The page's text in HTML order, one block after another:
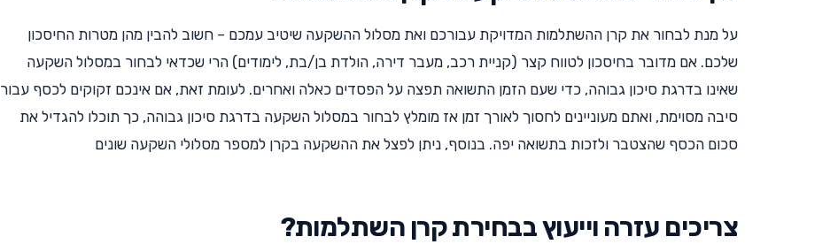
על מנת לבחור את קרן ההשתלמות המדויקת עבורכם ואת מסלול ההשקעה שיטיב עמכם – חשוב להבין מהן מטרות החיסכון
שלכם. אם מדובר בחיסכון לטווח קצר (קניית רכב, מעבר דירה, הולדת בן/בת, לימודים) הרי שכדאי לבחור במסלול השקעה
שאינו בדרגת סיכון גבוהה, כדי שעם הזמן התשואה תפצה על הפסדים כאלה ואחרים. לעומת זאת, אם אינכם זקוקים לכסף עבור
סיבה מסוימת, ואתם מעוניינים לחסוך לאורך זמן אז מומלץ לבחור במסלול השקעה בדרגת סיכון גבוהה, כך תוכלו להגדיל את
סכום הכסף שהצטבר ולזכות בתשואה יפה. בנוסף, ניתן לפצל את ההשקעה בקרן למספר מסלולי השקעה שונים
צריכים עזרה וייעוץ בבחירת קרן השתלמות?